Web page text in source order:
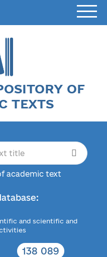
OF
TEXTS
academic text
and scientific and
138 089